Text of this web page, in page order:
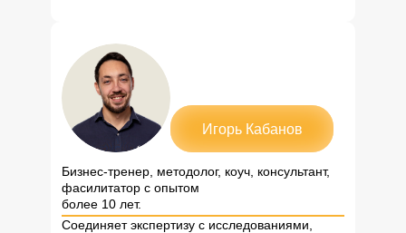
Игорь Кабанов
Бизнес-тренер, методолог, коуч, консультант,
фасилитатор с опытом
более 10 лет.
Соединяет экспертизу с исследованиями,